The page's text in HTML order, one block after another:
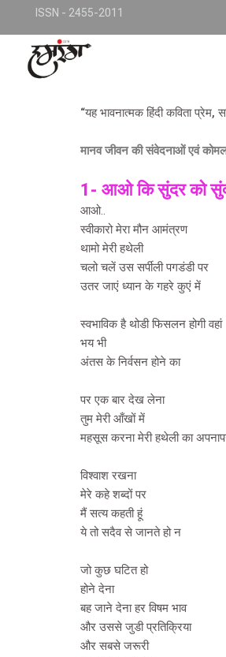
ISSN - 2455-2011
“यह भावनात्मक हिंदी कविता
मानव जीवन की संवेदनाओं एवं
1- आओ कि सुंदर को
आओ..
स्वीकारो मेरा मौन आमंत्रण
थामो मेरी हथेली
चलो चलें उस सर्पीली पगडंडी पर
उतर जाएं ध्यान के गहरे कुएं में
स्वभाविक है थोडी फिसलन होगी वहां
भय भी
अंतस के निर्वसन होने का
पर एक बार देख लेना
तुम मेरी आँखों में
महसूस करना मेरी हथेली का
विश्वाश रखना
मेरे कहे शब्दों पर
मैं सत्य कहती हूं
ये तो सदैव से जानते हो न
जो कुछ घटित हो
होने देना
बह जाने देना हर विषम भाव
और उससे जुडी प्रतिक्रिया
और सबसे जरूरी